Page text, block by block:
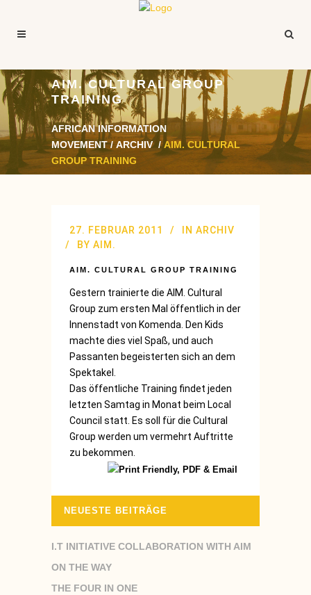
AIM. CULTURAL GROUP
TRAINING
AFRICAN INFORMATION
MOVEMENT/ARCHIV /AIM. CULTURAL
GROUP TRAINING
27. FEBRUAR 2011 IN ARCHIV
BY AIM.
AIM. CULTURAL GROUP TRAINING
Gestern trainierte die AIM. Cultural
Group zum ersten Mal öffentlich in der
Innenstadt von Komenda. Den Kids
machte dies viel Spaß, und auch
Passanten begeisterten sich an dem
Spektakel.
Das öffentliche Training findet jeden
letzten Samtag in Monat beim Local
Council statt. Es soll für die Cultural
Group werden um vermehrt Auftritte
zu bekommen.
NEUESTE BEITRÄGE
I.T INITIATIVE COLLABORATION WITH AIM
ON THE WAY
THE FOUR IN ONE